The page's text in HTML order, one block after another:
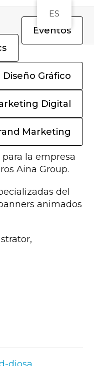
Eventos
Diseño Gráfico
Digital
Marketing
la empresa
Aina Group.
del
animados
ES